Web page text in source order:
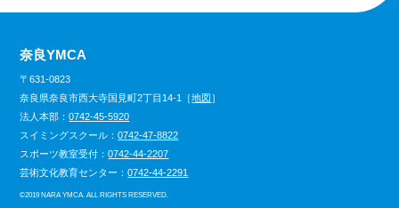
奈良YMCA
〒631-0823
奈良県奈良市西大寺国見町2丁目14-1［地図 ］
法人本部：0742-45-5920
スイミングスクール：0742-47-8822
スポーツ教室受付：0742-44-2207
芸術文化教育センター：0742-44-2291
©2019 NARA YMCA. ALL RIGHTS RESERVED.